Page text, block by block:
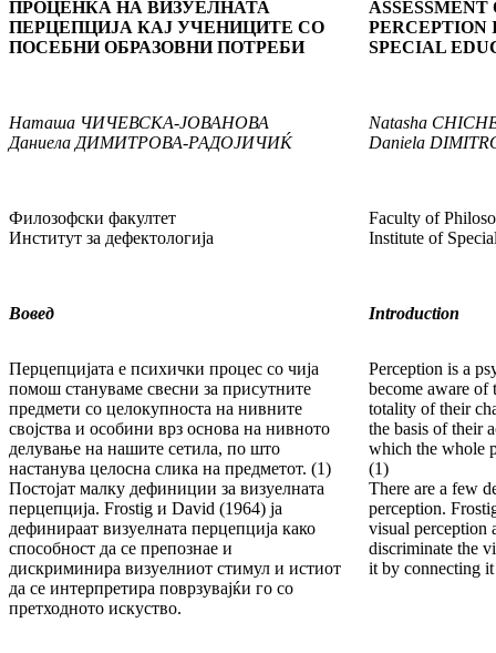
ПРОЦЕНКА НА ВИЗУЕЛНАТА
ПЕРЦЕПЦИЈА КАЈ УЧЕНИЦИТЕ СО
ПОСЕБНИ ОБРАЗОВНИ ПОТРЕБИ
Наташа ЧИЧЕВСКА-ЈОВАНОВА
Даниела ДИМИТРОВА-РАДОЈИЧИЌ
Филозофски факултет
Институт за дефектологија
ASSESSMENT
PERCEPTION
SPECIAL
Natasha
Daniela
Faculty of
Institute of
Вовед Introduction
Перцепцијата е психички процес со чија
помош стануваме свесни за присутните
предмети со целокупноста на нивните
својства и особини врз основа на нивното
делување на нашите сетила, по што
настанува целосна слика на предметот. (1)
Постојат малку дефиниции за визуелната
перцепција. Frostig и David (1964) ја
дефинираат визуелната перцепција како
способност да се препознае и
дискриминира визуелниот стимул и истиот
да се интерпретира поврзувајќи го со
претходното искуство.
Perception is a
become aware of
totality of their
the basis of their
which the whole
(1)
There are a few
perception.
visual perception
discriminate the
it by connecting